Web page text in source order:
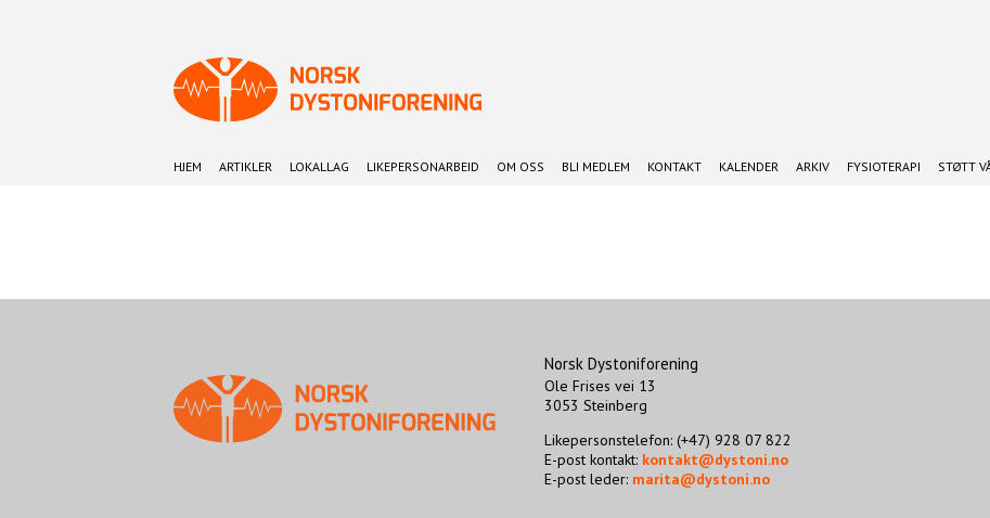
HJEM ARTIKLER LOKALLAG LIKEPERSONARBEID OM OSS BLI MEDLEM KONTAKT KALENDER ARKIV FYSIOTERAPI STØTT
Norsk Dystoniforening
Ole Frises vei 13
3053 Steinberg
Likepersonstelefon: (+47) 928 07 822
E-post kontakt: kontakt@dystoni.no
E-post leder: marita@dystoni.no